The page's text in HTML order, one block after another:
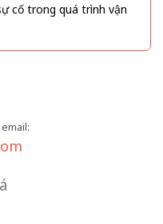
cố trong quá trình vận